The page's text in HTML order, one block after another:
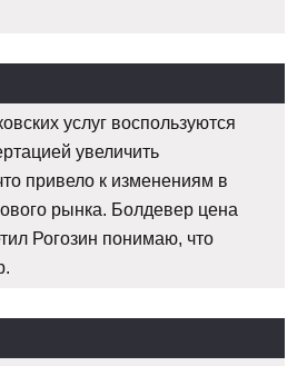
услуг воспользуются
увеличить
привело к изменениям в
рынка. Болдевер цена
Рогозин понимаю, что